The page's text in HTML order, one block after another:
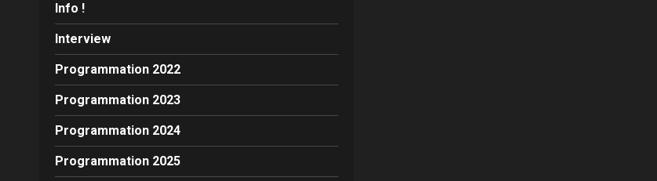
Info !
Interview
Programmation 2022
Programmation 2023
Programmation 2024
Programmation 2025